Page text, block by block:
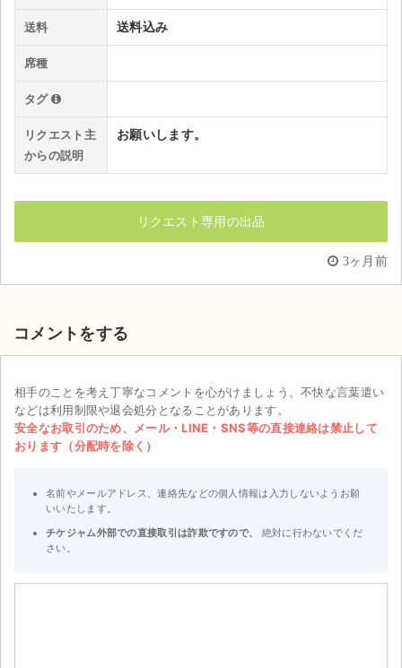
演劇・ミュージカル
ご利用ガイド
ご利用ガイド
手数料・お支払い方法
AIに質問する
送料 送料込み
席種
タグ
リクエスト主
からの説明
お願いします。
リクエスト専用の出品
3ヶ月前
コメントをする
相手のことを考え丁寧なコメントを心がけましょう。不快な言葉遣い
などは利用制限や退会処分となることがあります。
安全なお取引のため、メール・LINE・SNS等の直接連絡は禁止して
おります（分配時を除く）
名前やメールアドレス、連絡先などの個人情報は入力しないようお願
いいたします。
チケジャム外部での直接取引は詐欺ですので、
絶対に行わないでくだ
さい。